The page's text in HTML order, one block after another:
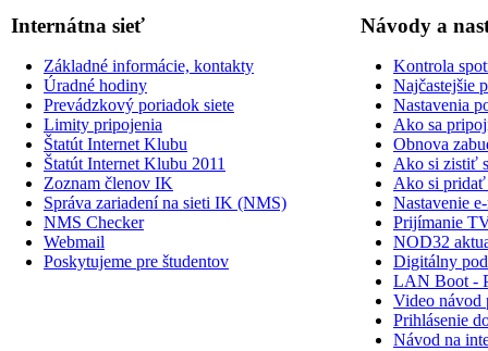
Internátna sieť Návody a
Základné informácie, kontakty
Úradné hodiny
Prevádzkový poriadok siete
Limity pripojenia
Štatút Internet Klubu
Štatút Internet Klubu 2011
Zoznam členov IK
Správa zariadení na sieti IK (NMS)
NMS Checker
Webmail
Poskytujeme pre študentov
Kontrola
Najčastejšie
Nastavenia
Ako sa
Obnova
Ako si zistiť
Ako si
Nastavenie
Prijímanie
NOD32
Digitálny
LAN Boot -
Video návod
Prihlásenie
Návod na